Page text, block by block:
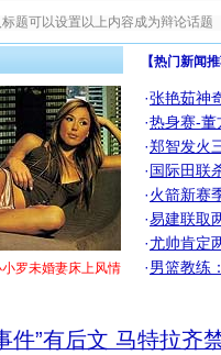
罗未婚妻床上风情
【热门新闻
·张艳茹神
·热身赛-董
·郑智发火
·国际田联
·火箭新赛
·易建联取
·尤帅肯定
·男篮教练
件”有后文 马特拉齐